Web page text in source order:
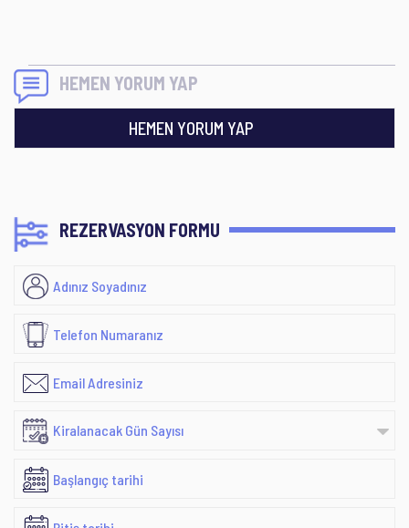
HEMEN YORUM YAP
HEMEN YORUM YAP
REZERVASYON FORMU